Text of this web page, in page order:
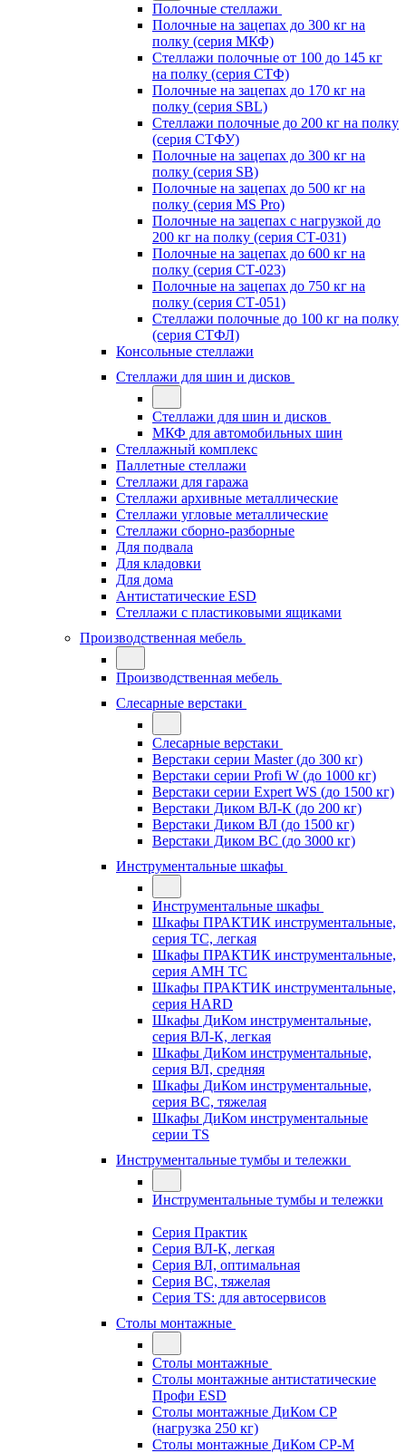
Полочные стеллажи
Полочные на зацепах до 300 кг на
полку (серия МКФ)
Стеллажи полочные от 100 до 145 кг
на полку (серия СТФ)
Полочные на зацепах до 170 кг на
полку (серия SBL)
Стеллажи полочные до 200 кг на полку
(серия СТФУ)
Полочные на зацепах до 300 кг на
полку (серия SB)
Полочные на зацепах до 500 кг на
полку (серия MS Pro)
Полочные на зацепах с нагрузкой до
200 кг на полку (серия СТ-031)
Полочные на зацепах до 600 кг на
полку (серия СТ-023)
Полочные на зацепах до 750 кг на
полку (серия СТ-051)
Стеллажи полочные до 100 кг на полку
(серия СТФЛ)
Консольные стеллажи
Стеллажи для шин и дисков
Стеллажи для шин и дисков
МКФ для автомобильных шин
Стеллажный комплекс
Паллетные стеллажи
Стеллажи для гаража
Стеллажи архивные металлические
Стеллажи угловые металлические
Стеллажи сборно-разборные
Для подвала
Для кладовки
Для дома
Антистатические ESD
Стеллажи с пластиковыми ящиками
Производственная мебель
Производственная мебель
Слесарные верстаки
Слесарные верстаки
Верстаки серии Master (до 300 кг)
Верстаки серии Profi W (до 1000 кг)
Верстаки серии Expert WS (до 1500 кг)
Верстаки Диком ВЛ-К (до 200 кг)
Верстаки Диком ВЛ (до 1500 кг)
Верстаки Диком ВС (до 3000 кг)
Инструментальные шкафы
Инструментальные шкафы
Шкафы ПРАКТИК инструментальные,
серия TC, легкая
Шкафы ПРАКТИК инструментальные,
серия AMH TC
Шкафы ПРАКТИК инструментальные,
серия HARD
Шкафы ДиКом инструментальные,
cерия ВЛ-К, легкая
Шкафы ДиКом инструментальные,
серия ВЛ, средняя
Шкафы ДиКом инструментальные,
серия ВС, тяжелая
Шкафы ДиКом инструментальные
серии TS
Инструментальные тумбы и тележки
Инструментальные тумбы и тележки
Серия Практик
Серия ВЛ-К, легкая
Серия ВЛ, оптимальная
Серия ВС, тяжелая
Серия TS: для автосервисов
Столы монтажные
Столы монтажные
Столы монтажные антистатические
Профи ESD
Столы монтажные ДиКом СР
(нагрузка 250 кг)
Столы монтажные ДиКом СР-М